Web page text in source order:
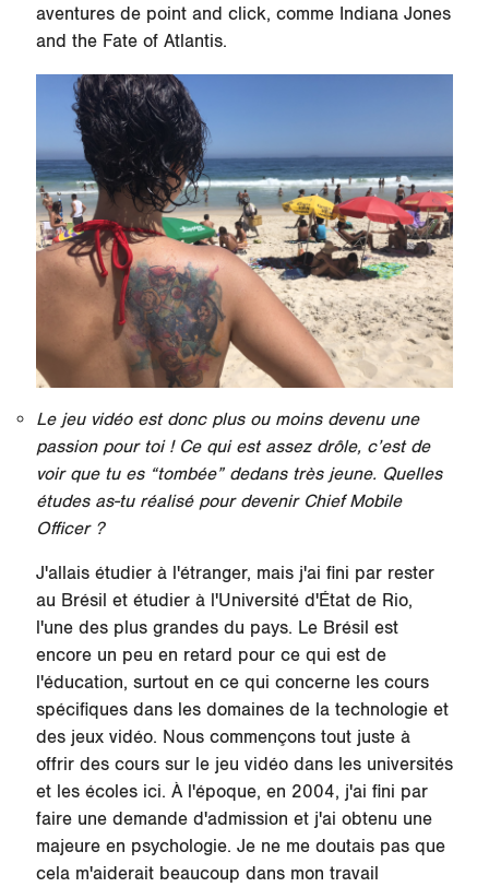
aventures de point and click, comme Indiana Jones
and the Fate of Atlantis.
Le jeu vidéo est donc plus ou moins devenu une
passion pour toi ! Ce qui est assez drôle, c’est de
voir que tu es “tombée” dedans très jeune. Quelles
études as-tu réalisé pour devenir Chief Mobile
Officer ?
J'allais étudier à l'étranger, mais j'ai fini par rester
au Brésil et étudier à l'Université d'État de Rio,
l'une des plus grandes du pays. Le Brésil est
encore un peu en retard pour ce qui est de
l'éducation, surtout en ce qui concerne les cours
spécifiques dans les domaines de la technologie et
des jeux vidéo. Nous commençons tout juste à
offrir des cours sur le jeu vidéo dans les universités
et les écoles ici. À l'époque, en 2004, j'ai fini par
faire une demande d'admission et j'ai obtenu une
majeure en psychologie. Je ne me doutais pas que
cela m'aiderait beaucoup dans mon travail